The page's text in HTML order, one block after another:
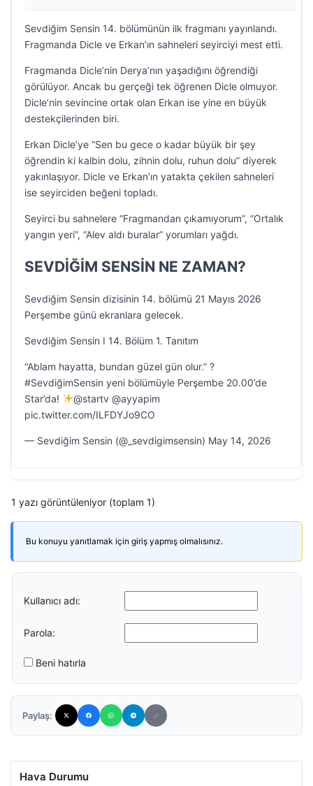
Sevdiğim Sensin 14. bölümünün ilk fragmanı yayınlandı.
Fragmanda Dicle ve Erkan’ın sahneleri seyirciyi mest etti.
Fragmanda Dicle’nin Derya’nın yaşadığını öğrendiği
görülüyor. Ancak bu gerçeği tek öğrenen Dicle olmuyor.
Dicle’nin sevincine ortak olan Erkan ise yine en büyük
destekçilerinden biri.
Erkan Dicle’ye “Sen bu gece o kadar büyük bir şey
öğrendin ki kalbin dolu, zihnin dolu, ruhun dolu” diyerek
yakınlaşıyor. Dicle ve Erkan’ın yatakta çekilen sahneleri
ise seyirciden beğeni topladı.
Seyirci bu sahnelere “Fragmandan çıkamıyorum”, “Ortalık
yangın yeri”, “Alev aldı buralar” yorumları yağdı.
SEVDİĞİM SENSİN NE ZAMAN?
Sevdiğim Sensin dizisinin 14. bölümü 21 Mayıs 2026
Perşembe günü ekranlara gelecek.
Sevdiğim Sensin I 14. Bölüm 1. Tanıtım
“Ablam hayatta, bundan güzel gün olur.” ?
#SevdiğimSensin yeni bölümüyle Perşembe 20.00’de
Star’da!
@startv @ayyapim
pic.twitter.com/ILFDYJo9CO
— Sevdiğim Sensin (@_sevdigimsensin) May 14, 2026
1 yazı görüntüleniyor (toplam 1)
Bu konuyu yanıtlamak için giriş yapmış olmalısınız.
Kullanıcı adı:
Parola:
Beni hatırla
Paylaş:
Hava Durumu